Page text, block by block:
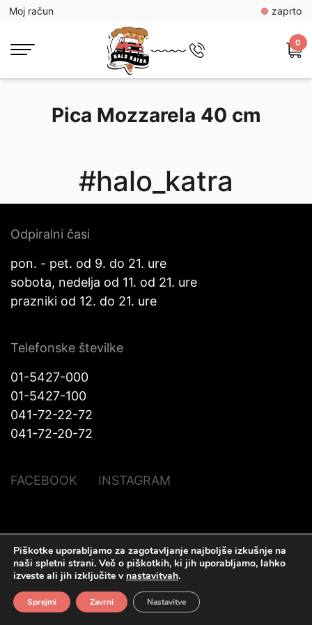
Moj račun zaprto
0
Pica Mozzarela 40 cm
#halo_katra
Odpiralni časi
pon. - pet. od 9. do 21. ure
sobota, nedelja od 11. od 21. ure
prazniki od 12. do 21. ure
Telefonske številke
01-5427-000
01-5427-100
041-72-22-72
041-72-20-72
FACEBOOK INSTAGRAM
Izdelava spletnih straniPlenum IT d.o.o.
Piškotke uporabljamo za zagotavljanje najboljše izkušnje na
naši spletni strani. Več o piškotkih, ki jih uporabljamo, lahko
izveste ali jih izključite v nastavitvah.
Sprejmi Zavrni Nastavitve